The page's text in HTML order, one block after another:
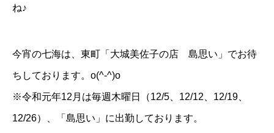
ね♪
今宵の七海は、東町「 大城美佐子の店 島思い 」でお待
ちしております。o(^-^)o
※令和元年12月は毎週木曜日（12/5、12/12、12/19、
12/26）、「島思い」に出勤しております。